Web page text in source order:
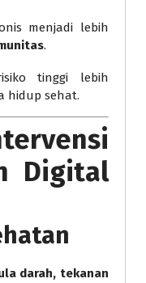
menjadi lebih
.
tinggi lebih
hidup sehat.
Digital
darah, tekanan